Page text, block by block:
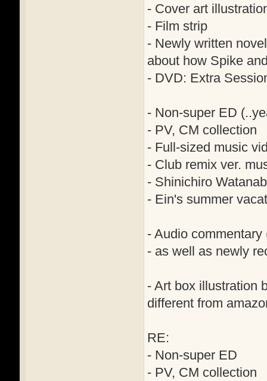
- Cover art
- Film strip
- Newly written
about how Spike
- DVD: Extra
- Non-super ED
- PV, CM collection
- Full-sized music
- Club remix ver.
- Shinichiro
- Ein's summer
- Audio
- as well as newly
- Art box illustration
different from
RE:
- Non-super ED
- PV, CM collection